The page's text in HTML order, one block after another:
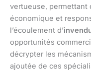
vertueuse, permettant
économique et
l’écoulement d’
opportunités
décrypter les
ajoutée de ces